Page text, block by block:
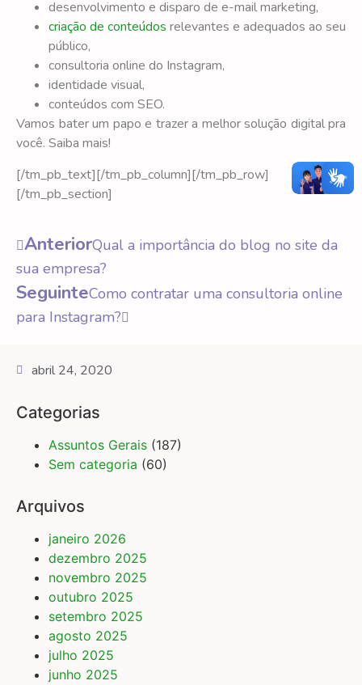
desenvolvimento e disparo de e-mail marketing,
criação de conteúdos relevantes e adequados ao seu
público,
consultoria online do Instagram,
identidade visual,
conteúdos com SEO.
Vamos bater um papo e trazer a melhor solução digital pra
você. Saiba mais!
[/tm_pb_text][/tm_pb_column][/tm_pb_row]
[/tm_pb_section]
AnteriorQual a importância do blog no site da
sua empresa?
SeguinteComo contratar uma consultoria online
para Instagram?
abril 24, 2020
Categorias
Assuntos Gerais (187)
Sem categoria (60)
Arquivos
janeiro 2026
dezembro 2025
novembro 2025
outubro 2025
setembro 2025
agosto 2025
julho 2025
junho 2025